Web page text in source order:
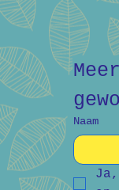
Naam